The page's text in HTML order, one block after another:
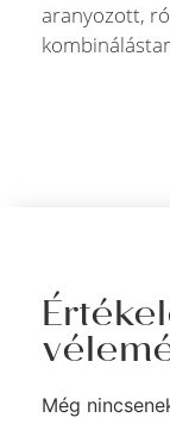
aranyozott,
Még